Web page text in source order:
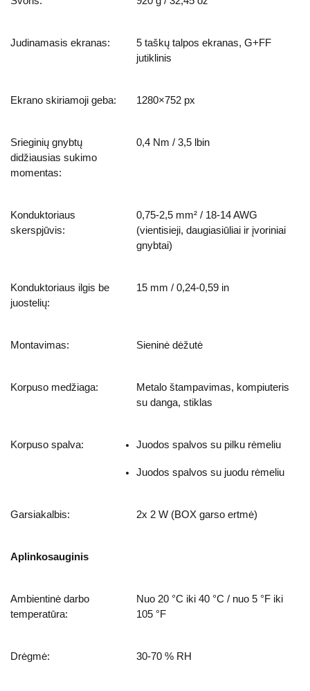
Judinamasis ekranas:
5 taškų talpos ekranas, G+FF
jutiklinis
Ekrano skiriamoji geba: 1280×752 px
Srieginių gnybtų
didžiausias sukimo
momentas:
0,4 Nm / 3,5 lbin
Konduktoriaus
skerspjūvis:
0,75-2,5 mm² / 18-14 AWG
(vientisieji, daugiasiūliai ir įvoriniai
gnybtai)
Konduktoriaus ilgis be
juostelių:
15 mm / 0,24-0,59 in
Montavimas: Sieninė dėžutė
Korpuso medžiaga:
Metalo štampavimas, kompiuteris
su danga, stiklas
Korpuso spalva: Juodos spalvos su pilku rėmeliu
Juodos spalvos su juodu rėmeliu
Garsiakalbis: 2x 2 W (BOX garso ertmė)
Aplinkosauginis
Ambientinė darbo
temperatūra:
Nuo 20 °C iki 40 °C / nuo 5 °F iki
105 °F
Drėgmė: 30-70 % RH